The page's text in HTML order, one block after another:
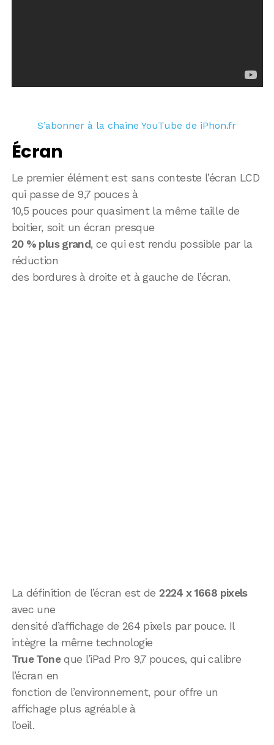
S’abonner à la chaine YouTube de iPhon.fr
Écran
Le premier élément est sans conteste l’écran LCD
qui passe de 9,7 pouces à
10,5 pouces pour quasiment la même taille de
boitier, soit un écran presque
20 % plus grand, ce qui est rendu possible par la
réduction
des bordures à droite et à gauche de l’écran.
La définition de l’écran est de2224 x 1668 pixels
avec une
densité d’affichage de 264 pixels par pouce. Il
intègre la même technologie
True Toneque l’iPad Pro 9,7 pouces, qui calibre
l’écran en
fonction de l’environnement, pour offre un
affichage plus agréable à
l’oeil.